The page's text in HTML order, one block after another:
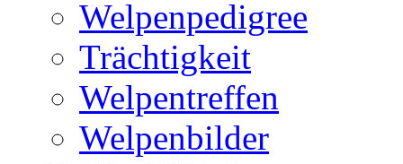
Welpenpedigree
Trächtigkeit
Welpentreffen
Welpenbilder